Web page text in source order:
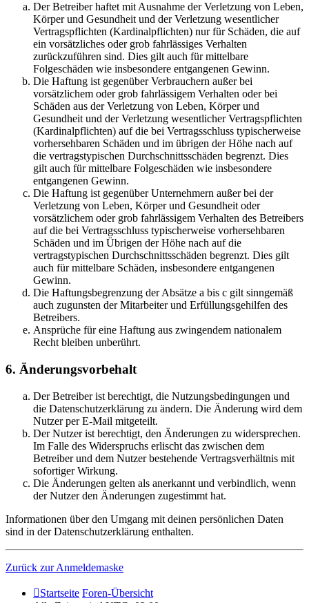
Der Betreiber haftet mit Ausnahme der Verletzung von Leben,
Körper und Gesundheit und der Verletzung wesentlicher
Vertragspflichten (Kardinalpflichten) nur für Schäden, die auf
ein vorsätzliches oder grob fahrlässiges Verhalten
zurückzuführen sind. Dies gilt auch für mittelbare
Folgeschäden wie insbesondere entgangenen Gewinn.
Die Haftung ist gegenüber Verbrauchern außer bei
vorsätzlichem oder grob fahrlässigem Verhalten oder bei
Schäden aus der Verletzung von Leben, Körper und
Gesundheit und der Verletzung wesentlicher Vertragspflichten
(Kardinalpflichten) auf die bei Vertragsschluss typischerweise
vorhersehbaren Schäden und im übrigen der Höhe nach auf
die vertragstypischen Durchschnittsschäden begrenzt. Dies
gilt auch für mittelbare Folgeschäden wie insbesondere
entgangenen Gewinn.
Die Haftung ist gegenüber Unternehmern außer bei der
Verletzung von Leben, Körper und Gesundheit oder
vorsätzlichem oder grob fahrlässigem Verhalten des Betreibers
auf die bei Vertragsschluss typischerweise vorhersehbaren
Schäden und im Übrigen der Höhe nach auf die
vertragstypischen Durchschnittsschäden begrenzt. Dies gilt
auch für mittelbare Schäden, insbesondere entgangenen
Gewinn.
Die Haftungsbegrenzung der Absätze a bis c gilt sinngemäß
auch zugunsten der Mitarbeiter und Erfüllungsgehilfen des
Betreibers.
Ansprüche für eine Haftung aus zwingendem nationalem
Recht bleiben unberührt.
6. Änderungsvorbehalt
Der Betreiber ist berechtigt, die Nutzungsbedingungen und
die Datenschutzerklärung zu ändern. Die Änderung wird dem
Nutzer per E-Mail mitgeteilt.
Der Nutzer ist berechtigt, den Änderungen zu widersprechen.
Im Falle des Widerspruchs erlischt das zwischen dem
Betreiber und dem Nutzer bestehende Vertragsverhältnis mit
sofortiger Wirkung.
Die Änderungen gelten als anerkannt und verbindlich, wenn
der Nutzer den Änderungen zugestimmt hat.
Informationen über den Umgang mit deinen persönlichen Daten
sind in der Datenschutzerklärung enthalten.
Zurück zur Anmeldemaske
Startseite Foren-Übersicht